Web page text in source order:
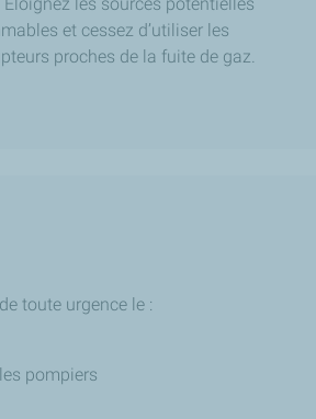
et cessez d’utiliser les
proches de la fuite de gaz.
toute urgence le :
pompiers